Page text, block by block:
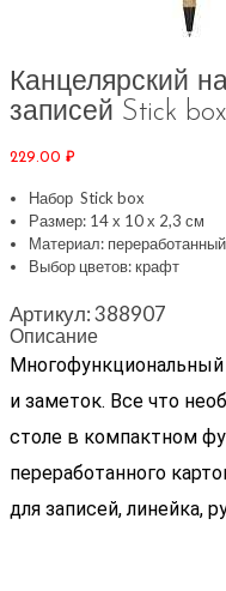
Канцелярский
записей Stick box
229.00 ₽
Набор Stick box
Размер: 14 х 10 х 2,3 см
Материал:
Выбор цветов: крафт
Артикул:388907
Описание
Многофункциональный
и заметок. Все что
столе в компактном
переработанного
для записей, линейка,